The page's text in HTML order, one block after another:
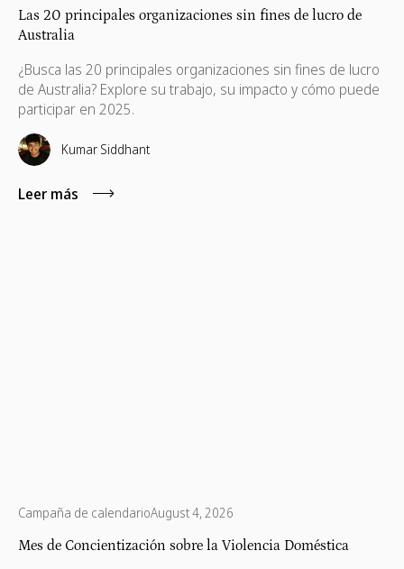
Las 20 principales organizaciones sin fines de lucro de
Australia
¿Busca las 20 principales organizaciones sin fines de lucro
de Australia? Explore su trabajo, su impacto y cómo puede
participar en 2025.
Kumar Siddhant
Leer más
Campaña de calendarioAugust 4, 2026
Mes de Concientización sobre la Violencia Doméstica